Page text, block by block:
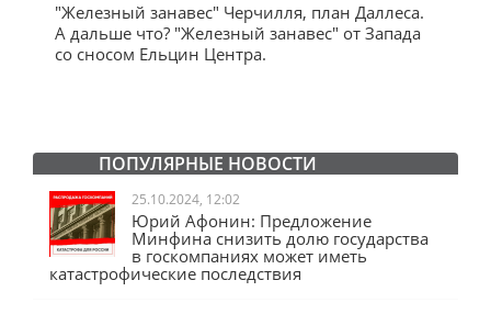
"Железный занавес" Черчилля, план Даллеса.
А дальше что? "Железный занавес" от Запада
со сносом Ельцин Центра.
ПОПУЛЯРНЫЕ НОВОСТИ
25.10.2024, 12:02
Юрий Афонин: Предложение
Минфина снизить долю государства
в госкомпаниях может иметь
катастрофические последствия